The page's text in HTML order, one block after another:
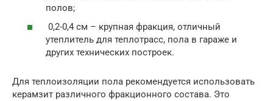
полов;
0,2-0,4 см – крупная фракция, отличный
утеплитель для теплотрасс, пола в гараже и
других технических построек.
Для теплоизоляции пола рекомендуется использовать
керамзит различного фракционного состава. Это